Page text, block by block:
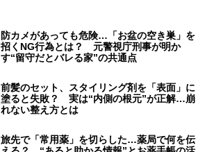
防カメがあっても危険…「お盆の空き巣」を
招くNG行為とは？ 元警視庁刑事が明か
す“留守だとバレる家”の共通点
前髪のセット、スタイリング剤を「表面」に
塗ると失敗？ 実は“内側の根元”が正解…崩
れない整え方とは
旅先で「常用薬」を切らした…薬局で何を伝